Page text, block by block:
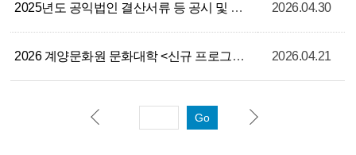
2025년도 공익법인 결산서류 등 공시 및 연간 기부금 모금액, 활용실적 명세서 공고 2026.04.30
2026 계양문화원 문화대학 <신규 프로그램 수요조사> 설문 참여 안내 2026.04.21